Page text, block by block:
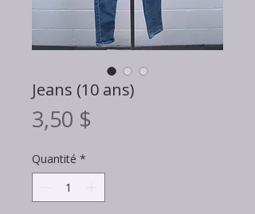
Jeans (10 ans)
3,50 $
Quantité *